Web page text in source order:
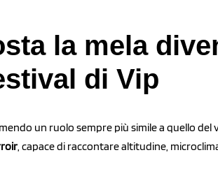
la mela
di Vip
un ruolo sempre più simile a quello
, capace di raccontare altitudine,